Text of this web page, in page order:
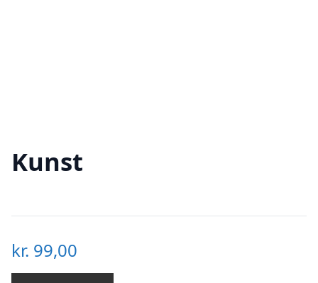
Kunst
kr. 99,00